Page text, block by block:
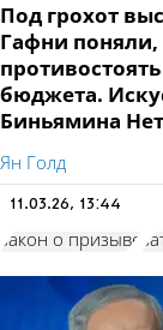
Под грохот
Гафни поняли,
бюджета.
Биньямина
Ян Голд
11.03.26, 13:44
закон о призыве